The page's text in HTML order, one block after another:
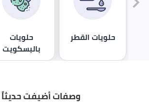
حلويات القطر
حلويات
بالبسكويت
وصفات أضيفت حديثاً